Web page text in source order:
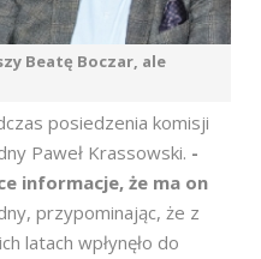
Beatę Boczar, ale
posiedzenia komisji
Paweł Krassowski. -
informacje, że ma on
przypominając, że z
latach wpłynęło do